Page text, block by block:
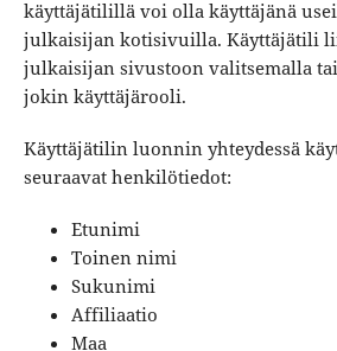
käyttäjätilillä voi olla käyttäjänä
julkaisijan kotisivuilla. Käyttäjätili
julkaisijan sivustoon valitsemalla
jokin käyttäjärooli.
Käyttäjätilin luonnin yhteydessä
seuraavat henkilötiedot:
Etunimi
Toinen nimi
Sukunimi
Affiliaatio
Maa